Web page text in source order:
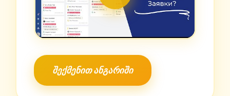
შექმენით ანგარიში